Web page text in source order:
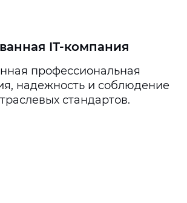
IT-компания
профессиональная
надежность и соблюдение
стандартов.